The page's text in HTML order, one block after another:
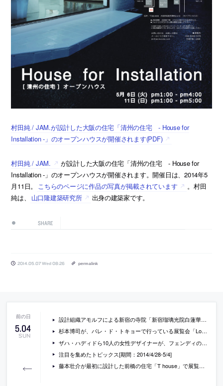
村田純 / JAM.が設計した大阪の住宅「清州の住宅 - House for
Installation -」のオープンハウスが開催されます(PDF)
村田純 / JAM.
が設計した大阪の住宅「清州の住宅 - House for
Installation -」のオープンハウスが開催されます。開催日は、2014年5
月11日。
こちらのページに作品の写真が掲載されています
。村田
純は、
山口隆建築研究所 出身の建築家です。
SHARE
2014.05.07 Wed 08:26 permalink
5.04
SUN
設計組織アモルフによる新宿の寺院「新宿瑠璃光院白蓮華堂」の写真と施工のレポート
杉本博司が、パレ・ド・トキョーで行っている展覧会「Lost Human Genetic Archive」の会場写真
ザハ・ハディドら10人の女性デザイナーが、フェンディのためにデザインしたバッグの写真
注目を集めたトピックス[期間：2014/4/28-5/4]
藤本壮介が最初に設計した前橋の住宅「T house」で展覧会が開催。